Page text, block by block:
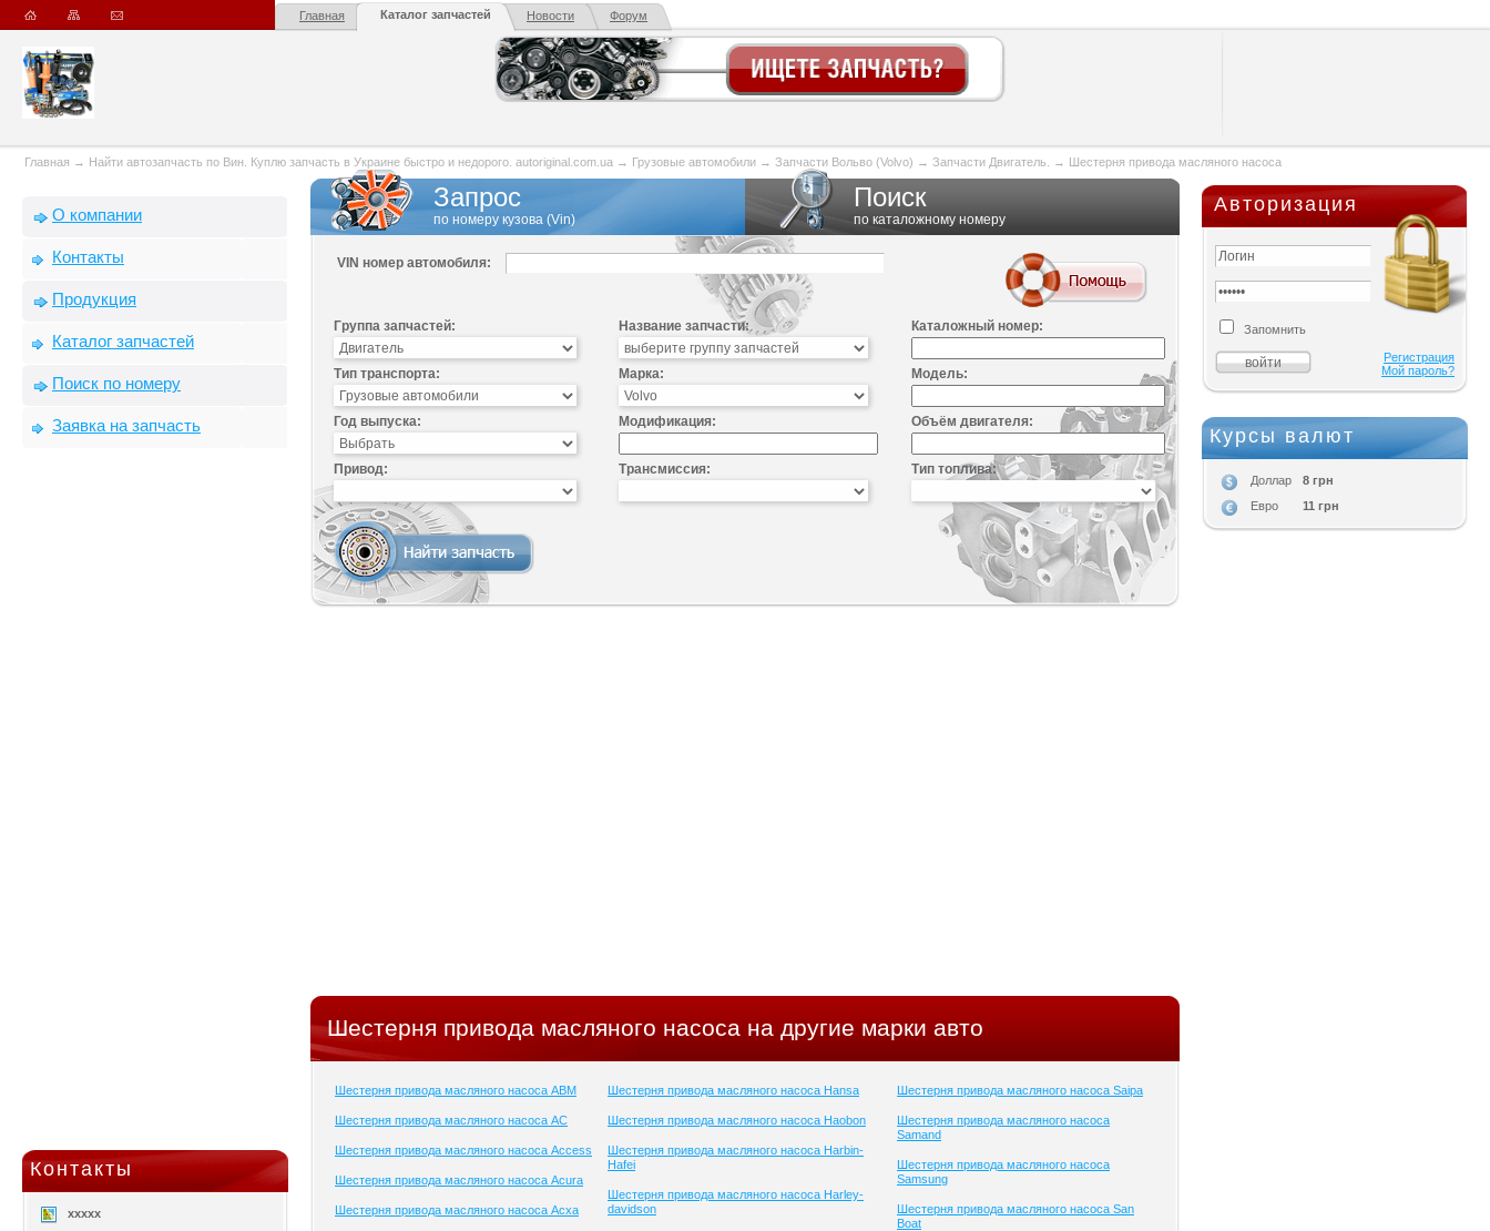
Главная Каталог запчастей Новости Форум
Главная → Найти автозапчасть по Вин. Куплю запчасть в Украине быстро и недорого. autoriginal.com.ua → Грузовые автомобили → Запчасти Вольво (Volvo) → Запчасти Двигатель. → Шестерня привода масляного насоса
О компании
Контакты
Продукция
Каталог запчастей
Поиск по номеру
Заявка на запчасть
Контакты
xxxxx
Запрос
по номеру кузова (Vin)
Поиск
по каталожному номеру
VIN номер автомобиля:
Группа запчастей: Название запчасти: Каталожный номер:
Тип транспорта: Марка: Модель:
Год выпуска: Модификация: Объём двигателя:
Привод: Трансмиссия: Тип топлива:
Шестерня привода масляного насоса на другие марки авто
Шестерня привода масляного насоса ABM
Шестерня привода масляного насоса AC
Шестерня привода масляного насоса Access
Шестерня привода масляного насоса Acura
Шестерня привода масляного насоса Acxa
Шестерня привода масляного насоса Hansa
Шестерня привода масляного насоса Haobon
Шестерня привода масляного насоса Harbin-
Hafei
Шестерня привода масляного насоса Harley-
davidson
Шестерня привода масляного насоса Saipa
Шестерня привода масляного насоса
Samand
Шестерня привода масляного насоса
Samsung
Шестерня привода масляного насоса San
Boat
Авторизация
Запомнить
Регистрация
Мой пароль?
Курсы валют
Доллар
8 грн
Евро
11 грн